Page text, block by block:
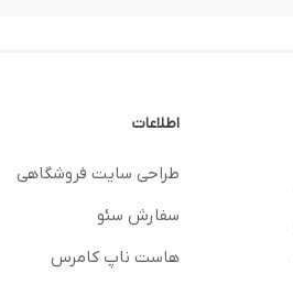
اطلاعات
طراحی سایت فروشگاهی
سفارش سئو
هاست ناپ کامرس